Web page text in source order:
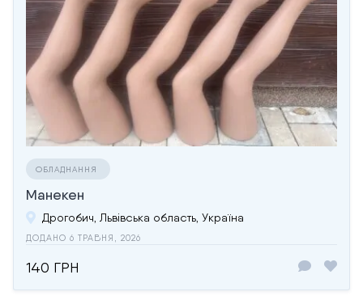
ОБЛАДНАННЯ
Манекен
Дрогобич, Львівська область, Україна
ДОДАНО 6 ТРАВНЯ, 2026
140 ГРН